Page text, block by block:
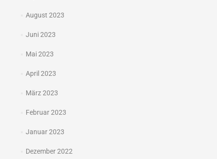
August 2023
Juni 2023
Mai 2023
April 2023
März 2023
Februar 2023
Januar 2023
Dezember 2022